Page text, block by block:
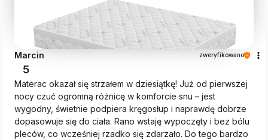
Marcin zweryfikowano
5
Materac okazał się strzałem w dziesiątkę! Już od pierwszej
nocy czuć ogromną różnicę w komforcie snu – jest
wygodny, świetnie podpiera kręgosłup i naprawdę dobrze
dopasowuje się do ciała. Rano wstaję wypoczęty i bez bólu
pleców, co wcześniej rzadko się zdarzało. Do tego bardzo